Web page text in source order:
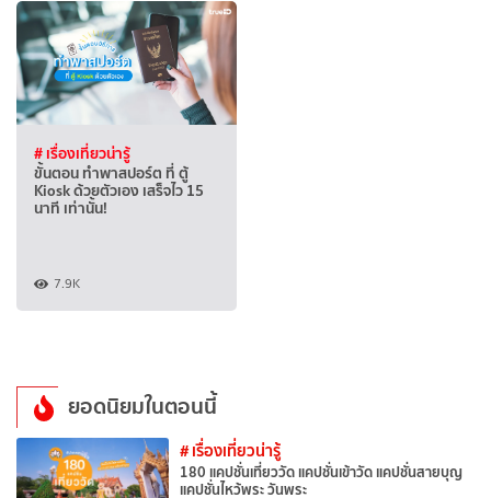
# เรื่องเที่ยวน่ารู้
ขั้นตอน ทำพาสปอร์ต ที่ ตู้
Kiosk ด้วยตัวเอง เสร็จไว 15
นาที เท่านั้น!
7.9K
ยอดนิยมในตอนนี้
# เรื่องเที่ยวน่ารู้
180 แคปชั่นเที่ยววัด แคปชั่นเข้าวัด แคปชั่นสายบุญ
แคปชั่นไหว้พระ วันพระ